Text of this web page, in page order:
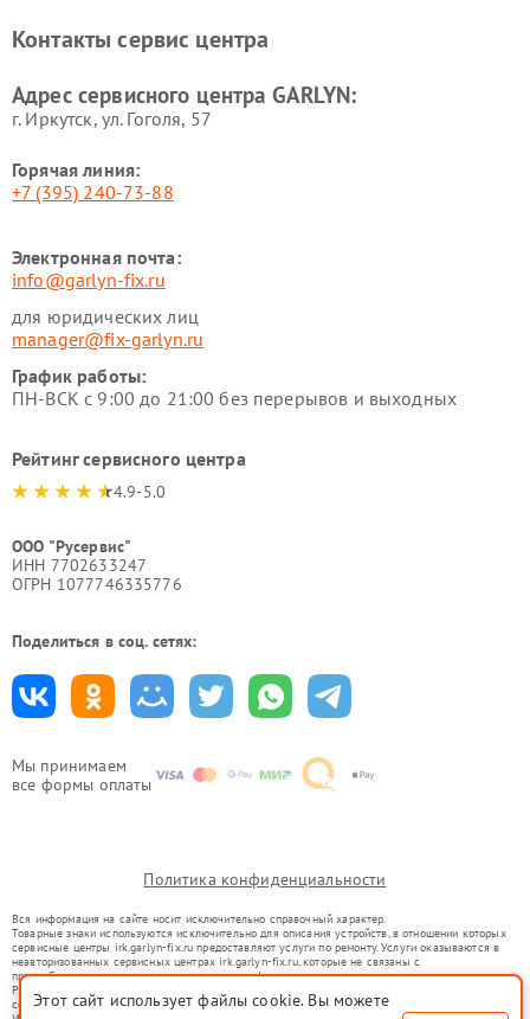
Мы принимаем
все формы оплаты
стеклоочистителей GARLYN
GARLYN
GARLYN
Контакты сервис центра
Адрес сервисного центра GARLYN:
г. Иркутск, ул. ​Гоголя, 57
Горячая линия:
+7 (395) 240-73-88
Электронная почта:
info@garlyn-fix.ru
для юридических лиц
manager@fix-garlyn.ru
График работы:
ПН-ВСК с 9:00 до 21:00 без перерывов и выходных
Рейтинг сервисного центра
4.9-5.0
ООО "Русервис"
ИНН 7702633247
ОГРН 1077746335776
Поделиться в соц. сетях:
Политика конфиденциальности
Вся информация на сайте носит исключительно справочный характер.
Товарные знаки используются исключительно для описания устройств, в отношении которых
сервисные центры irk.garlyn-fix.ru предоставляют услуги по ремонту. Услуги оказываются в
неавторизованных сервисных центрах irk.garlyn-fix.ru, которые не связаны с
правообладателями товарных знаков или их официальными представителями.
Ремонт осуществляется для устройств, уже введенных в гражданский оборот в соответствии
со статьей 1487 ГК РФ.
Этот сайт использует файлы cookie. Вы можете